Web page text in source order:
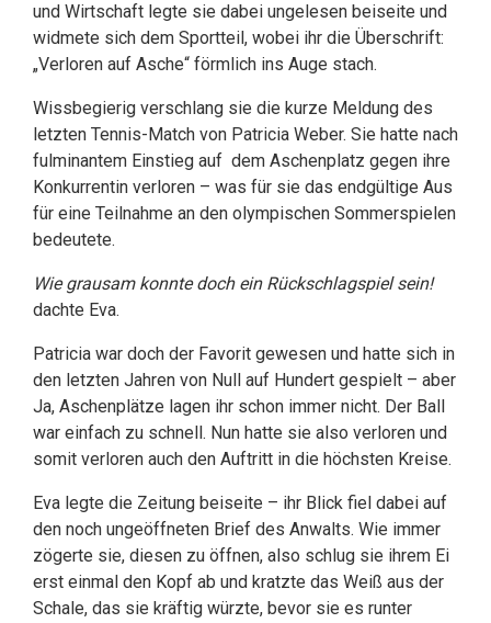
und Wirtschaft legte sie dabei ungelesen beiseite und
widmete sich dem Sportteil, wobei ihr die Überschrift:
„Verloren auf Asche“ förmlich ins Auge stach.
Wissbegierig verschlang sie die kurze Meldung des
letzten Tennis-Match von Patricia Weber. Sie hatte nach
fulminantem Einstieg auf dem Aschenplatz gegen ihre
Konkurrentin verloren – was für sie das endgültige Aus
für eine Teilnahme an den olympischen Sommerspielen
bedeutete.
Wie grausam konnte doch ein Rückschlagspiel sein!
dachte Eva.
Patricia war doch der Favorit gewesen und hatte sich in
den letzten Jahren von Null auf Hundert gespielt – aber
Ja, Aschenplätze lagen ihr schon immer nicht. Der Ball
war einfach zu schnell. Nun hatte sie also verloren und
somit verloren auch den Auftritt in die höchsten Kreise.
Eva legte die Zeitung beiseite – ihr Blick fiel dabei auf
den noch ungeöffneten Brief des Anwalts. Wie immer
zögerte sie, diesen zu öffnen, also schlug sie ihrem Ei
erst einmal den Kopf ab und kratzte das Weiß aus der
Schale, das sie kräftig würzte, bevor sie es runter